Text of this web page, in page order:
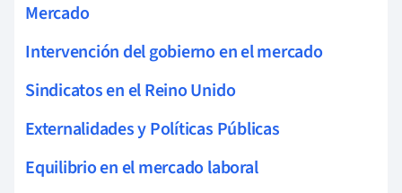
Mercado
Intervención del gobierno en el mercado
Sindicatos en el Reino Unido
Externalidades y Políticas Públicas
Equilibrio en el mercado laboral